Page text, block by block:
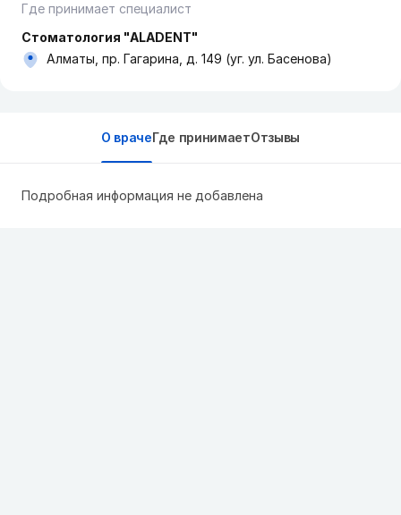
Где принимает специалист
Стоматология "ALADENT"
Алматы, пр. Гагарина, д. 149 (уг. ул. Басенова)
О врачеГде принимаетОтзывы
Подробная информация не добавлена